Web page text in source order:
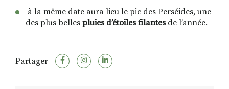
à la même date aura lieu le pic des Perséides, une
des plus belles pluies d’étoiles filantesde l’année.
Partager